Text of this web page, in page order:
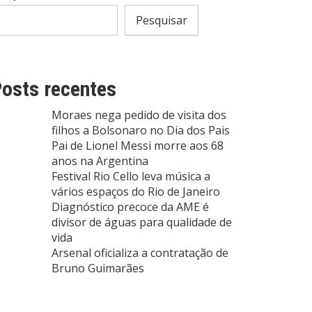
Pesquisar
recentes
Moraes nega pedido de visita dos
filhos a Bolsonaro no Dia dos Pais
Pai de Lionel Messi morre aos 68
anos na Argentina
Festival Rio Cello leva música a
vários espaços do Rio de Janeiro
Diagnóstico precoce da AME é
divisor de águas para qualidade de
vida
Arsenal oficializa a contratação de
Bruno Guimarães